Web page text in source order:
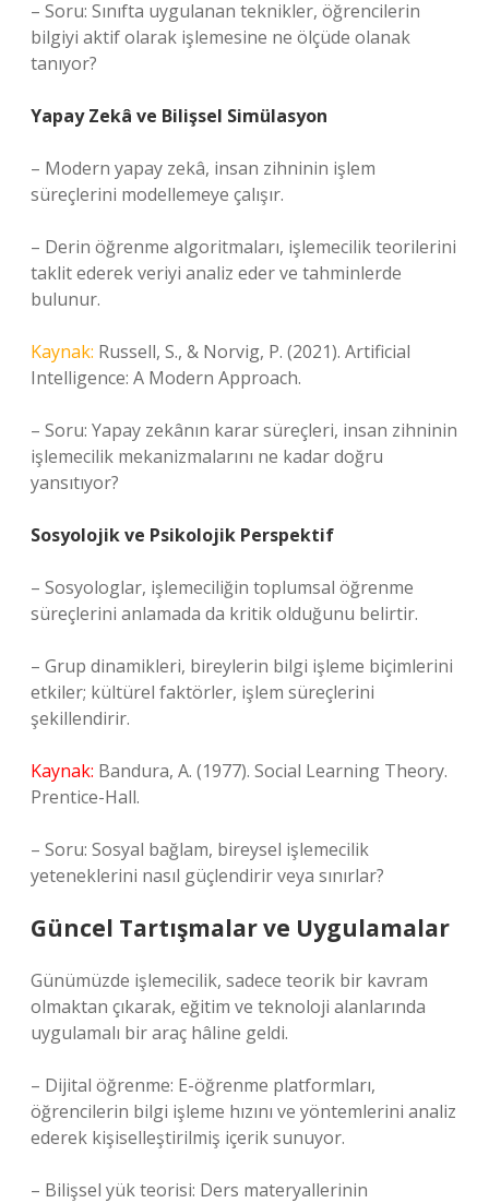
– Soru: Sınıfta uygulanan teknikler, öğrencilerin
bilgiyi aktif olarak işlemesine ne ölçüde olanak
tanıyor?
Yapay Zekâ ve Bilişsel Simülasyon
– Modern yapay zekâ, insan zihninin işlem
süreçlerini modellemeye çalışır.
– Derin öğrenme algoritmaları, işlemecilik teorilerini
taklit ederek veriyi analiz eder ve tahminlerde
bulunur.
Kaynak: Russell, S., & Norvig, P. (2021). Artificial
Intelligence: A Modern Approach.
– Soru: Yapay zekânın karar süreçleri, insan zihninin
işlemecilik mekanizmalarını ne kadar doğru
yansıtıyor?
Sosyolojik ve Psikolojik Perspektif
– Sosyologlar, işlemeciliğin toplumsal öğrenme
süreçlerini anlamada da kritik olduğunu belirtir.
– Grup dinamikleri, bireylerin bilgi işleme biçimlerini
etkiler; kültürel faktörler, işlem süreçlerini
şekillendirir.
Kaynak: Bandura, A. (1977). Social Learning Theory.
Prentice-Hall.
– Soru: Sosyal bağlam, bireysel işlemecilik
yeteneklerini nasıl güçlendirir veya sınırlar?
Güncel Tartışmalar ve Uygulamalar
Günümüzde işlemecilik, sadece teorik bir kavram
olmaktan çıkarak, eğitim ve teknoloji alanlarında
uygulamalı bir araç hâline geldi.
– Dijital öğrenme: E-öğrenme platformları,
öğrencilerin bilgi işleme hızını ve yöntemlerini analiz
ederek kişiselleştirilmiş içerik sunuyor.
– Bilişsel yük teorisi: Ders materyallerinin